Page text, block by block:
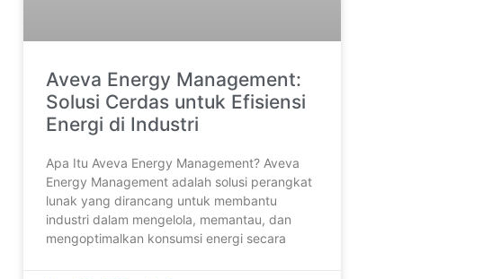
Aveva Energy Management:
Solusi Cerdas untuk Efisiensi
Energi di Industri
Apa Itu Aveva Energy Management? Aveva
Energy Management adalah solusi perangkat
lunak yang dirancang untuk membantu
industri dalam mengelola, memantau, dan
mengoptimalkan konsumsi energi secara